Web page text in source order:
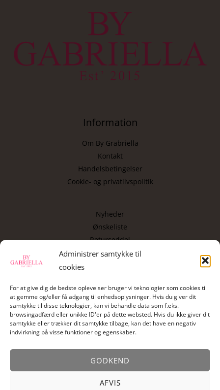
Administrer samtykke til
cookies
For at give dig de bedste oplevelser bruger vi teknologier som cookies til
at gemme og/eller få adgang til enhedsoplysninger. Hvis du giver dit
samtykke til disse teknologier, kan vi behandle data som f.eks.
browsingadfærd eller unikke ID'er på dette websted. Hvis du ikke giver dit
samtykke eller trækker dit samtykke tilbage, kan det have en negativ
indvirkning på visse funktioner og egenskaber.
GODKEND
AFVIS
Information
Om By Grabriella
Kontakt
Handelsbetingelser
Cookie- og privatlivspolitik
Nyheder
Ønskeliste
Returseddel
Copyright
Kontakt
By Gabriella , Vassingerød bygade 34, 3540 Lynge
Mail:info@bygabriella.dk